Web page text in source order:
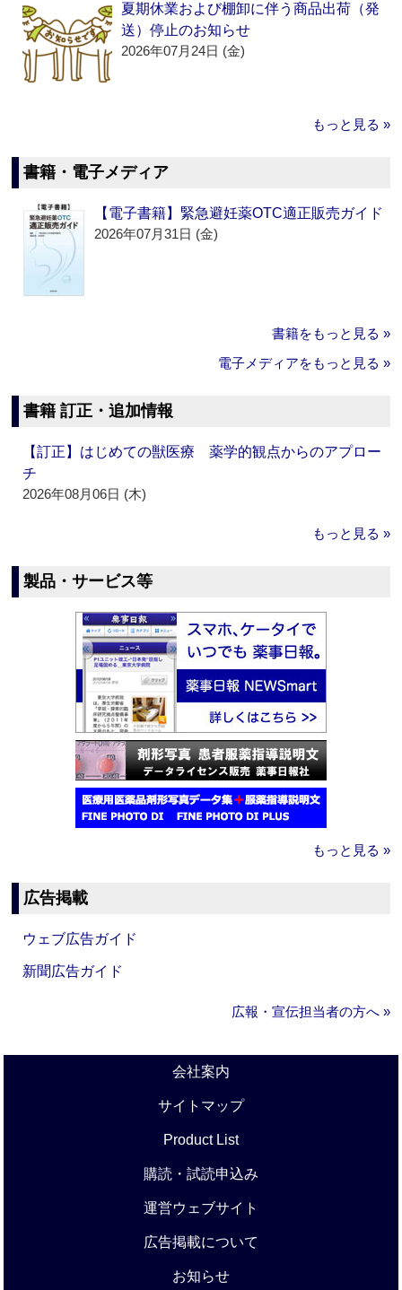
夏期休業および棚卸に伴う商品出荷（発
送）停止のお知らせ
2026年07月24日 (金)
もっと見る »
書籍・電子メディア
【電子書籍】緊急避妊薬OTC適正販売ガイド
2026年07月31日 (金)
書籍をもっと見る »
電子メディアをもっと見る »
書籍 訂正・追加情報
【訂正】はじめての獣医療 薬学的観点からのアプロー
チ
2026年08月06日 (木)
もっと見る »
製品・サービス等
もっと見る »
広告掲載
ウェブ広告ガイド
新聞広告ガイド
広報・宣伝担当者の方へ »
会社案内
サイトマップ
Product List
購読・試読申込み
運営ウェブサイト
広告掲載について
お知らせ